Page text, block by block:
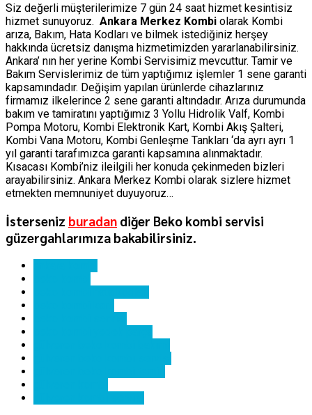
Siz değerli müşterilerimize 7 gün 24 saat hizmet kesintisiz
hizmet sunuyoruz. Ankara Merkez Kombi olarak Kombi
arıza, Bakım, Hata Kodları ve bilmek istediğiniz herşey
hakkında ücretsiz danışma hizmetimizden yararlanabilirsiniz.
Ankara’ nın her yerine Kombi Servisimiz mevcuttur. Tamir ve
Bakım Servislerimiz de tüm yaptığımız işlemler 1 sene garanti
kapsamındadır. Değişim yapılan ürünlerde cihazlarınız
firmamız ilkelerince 2 sene garanti altındadır. Arıza durumunda
bakım ve tamiratını yaptığımız 3 Yollu Hidrolik Valf, Kombi
Pompa Motoru, Kombi Elektronik Kart, Kombi Akış Şalteri,
Kombi Vana Motoru, Kombi Genleşme Tankları ‘da ayrı ayrı 1
yıl garanti tarafımızca garanti kapsamına alınmaktadır.
Kısacası Kombi’niz ileilgili her konuda çekinmeden bizleri
arayabilirsiniz. Ankara Merkez Kombi olarak sizlere hizmet
etmekten memnuniyet duyuyoruz…
İsterseniz buradan diğer Beko kombi servisi
güzergahlarımıza bakabilirsiniz.